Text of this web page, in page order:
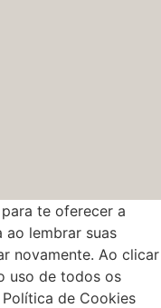
te oferecer a
ao lembrar suas
novamente. Ao clicar
uso de todos os
de Cookies